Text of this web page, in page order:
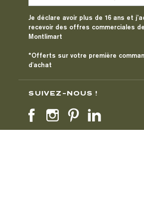
Je déclare avoir plus de 16 ans et
recevoir des offres commerciales
Montlimart
*Offerts sur votre première
d'achat
SUIVEZ-NOUS !